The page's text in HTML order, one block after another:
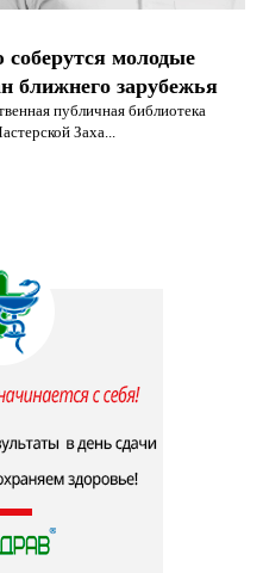
молодые
ближнего зарубежья
публичная библиотека
Заха...